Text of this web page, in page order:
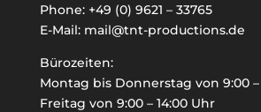

Phone: +49 (0) 9621 – 33765
E-Mail: mail@tnt-productions.de
Bürozeiten:
Montag bis Donnerstag von 9:00 –
Freitag von 9:00 – 14:00 Uhr